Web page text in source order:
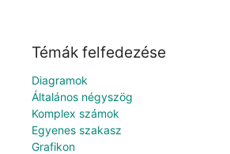
Témák felfedezése
Diagramok
Általános négyszög
Komplex számok
Egyenes szakasz
Grafikon